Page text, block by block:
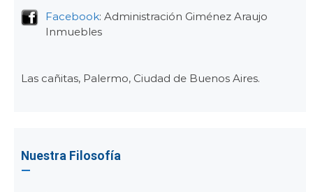
Facebook: Administración Giménez Araujo
Inmuebles
Las cañitas, Palermo, Ciudad de Buenos Aires.
Nuestra Filosofía